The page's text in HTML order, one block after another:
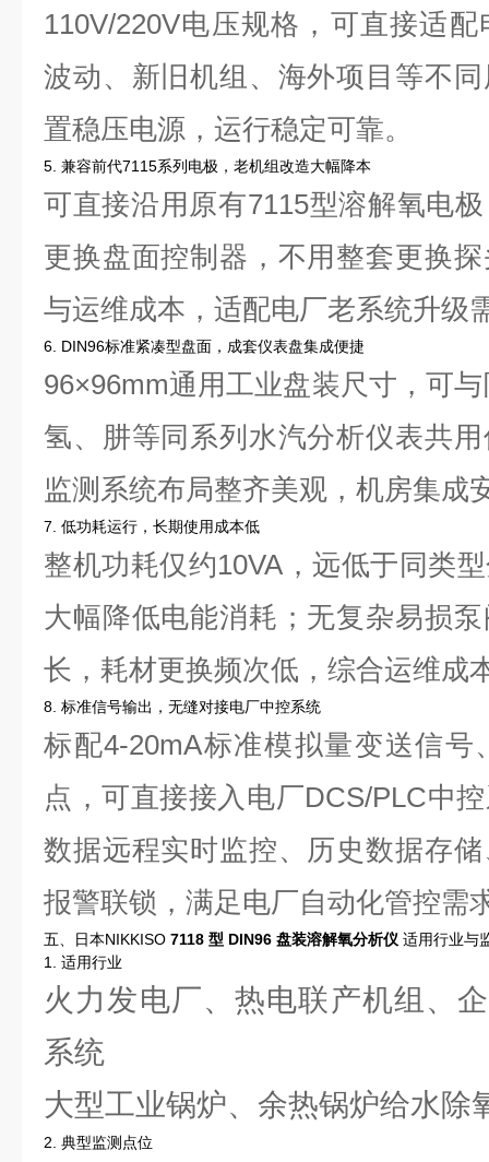
110V/220V电压规格，可直接适
波动、新旧机组、海外项目等不
置稳压电源，运行稳定可靠。
5. 兼容前代7115系列电极，老机组改造大幅降本
可直接沿用原有7115型溶解氧电
更换盘面控制器，不用整套更换
与运维成本，适配电厂老系统升级
6. DIN96标准紧凑型盘面，成套仪表盘集成便捷
96×96mm通用工业盘装尺寸，可
氢、肼等同系列水汽分析仪表共
监测系统布局整齐美观，机房集成
7. 低功耗运行，长期使用成本低
整机功耗仅约10VA，远低于同类
大幅降低电能消耗；无复杂易损
长，耗材更换频次低，综合运维成
8. 标准信号输出，无缝对接电厂中控系统
标配4-20mA标准模拟量变送信
点，可直接接入电厂DCS/PLC中
数据远程实时监控、历史数据存
报警联锁，满足电厂自动化管控需
五、日本NIKKISO 7118 型 DIN96 盘装溶解氧分析仪 适用行业与
1. 适用行业
火力发电厂、热电联产机组、
系统
大型工业锅炉、余热锅炉给水除
2. 典型监测点位